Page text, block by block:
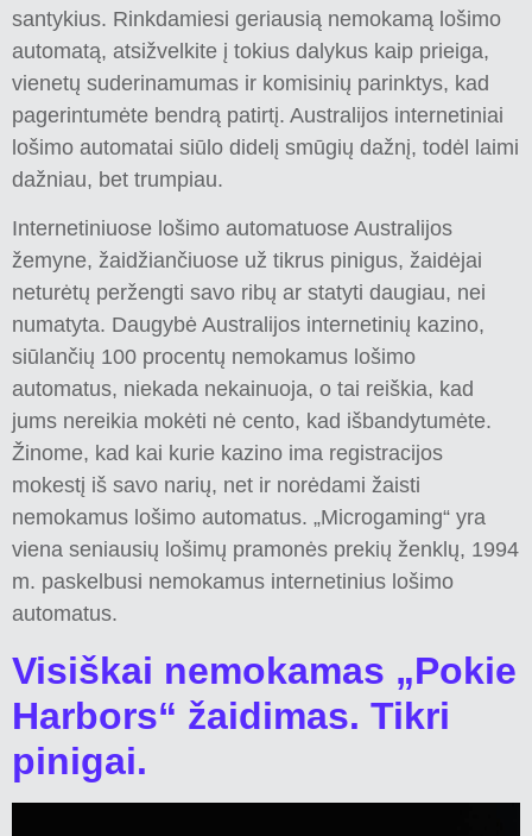
santykius. Rinkdamiesi geriausią nemokamą lošimo
automatą, atsižvelkite į tokius dalykus kaip prieiga,
vienetų suderinamumas ir komisinių parinktys, kad
pagerintumėte bendrą patirtį. Australijos internetiniai
lošimo automatai siūlo didelį smūgių dažnį, todėl laimi
dažniau, bet trumpiau.
Internetiniuose lošimo automatuose Australijos
žemyne, žaidžiančiuose už tikrus pinigus, žaidėjai
neturėtų peržengti savo ribų ar statyti daugiau, nei
numatyta. Daugybė Australijos internetinių kazino,
siūlančių 100 procentų nemokamus lošimo
automatus, niekada nekainuoja, o tai reiškia, kad
jums nereikia mokėti nė cento, kad išbandytumėte.
Žinome, kad kai kurie kazino ima registracijos
mokestį iš savo narių, net ir norėdami žaisti
nemokamus lošimo automatus. „Microgaming“ yra
viena seniausių lošimų pramonės prekių ženklų, 1994
m. paskelbusi nemokamus internetinius lošimo
automatus.
Visiškai nemokamas „Pokie
Harbors“ žaidimas. Tikri
pinigai.